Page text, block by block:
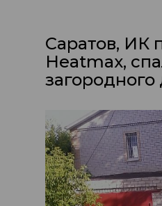
Саратов, ИК
Heatmax,
загородного